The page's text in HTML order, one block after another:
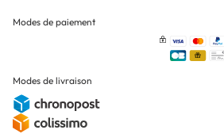
Modes de paiement
Modes de livraison